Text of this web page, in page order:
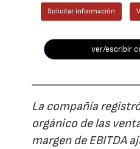
Solicitar información
ver/escribir
La compañía
orgánico de las
margen de EBITDA